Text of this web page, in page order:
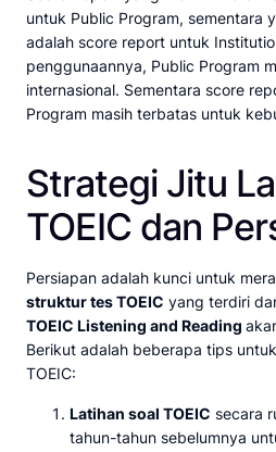
untuk Public Program, sementara
adalah score report untuk
penggunaannya, Public Program
internasional. Sementara score
Program masih terbatas untuk
Strategi Jitu
TOEIC dan
Persiapan adalah kunci untuk
struktur tes TOEIC yang terdiri
TOEIC Listening and Reading
Berikut adalah beberapa tips
TOEIC:
Latihan soal TOEIC secara
tahun-tahun sebelumnya